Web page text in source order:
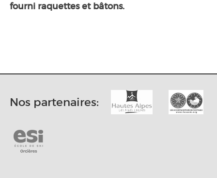
fourni raquettes et bâtons.
Nos partenaires: